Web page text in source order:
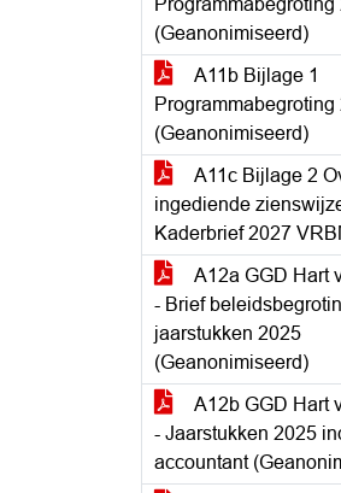
Programmabegroting
(Geanonimiseerd)
A11b Bijlage 1
Programmabegroting
(Geanonimiseerd)
A11c Bijlage 2
ingediende
Kaderbrief 2027
A12a GGD Hart
- Brief
jaarstukken 2025
(Geanonimiseerd)
A12b GGD Hart
- Jaarstukken 2025
accountant